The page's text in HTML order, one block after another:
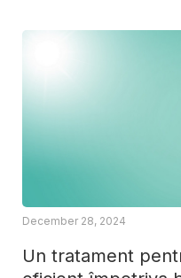
Un tratament
December 28, 2024